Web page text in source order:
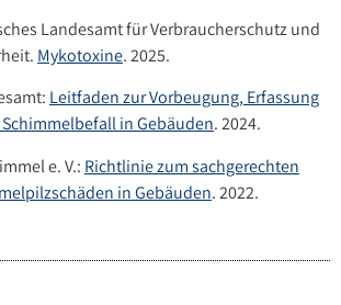
Landesamt für Verbraucherschutz und
Mykotoxine. 2025.
Leitfaden zur Vorbeugung, Erfassung
in Gebäuden. 2024.
e. V.: Richtlinie zum sachgerechten
in Gebäuden. 2022.